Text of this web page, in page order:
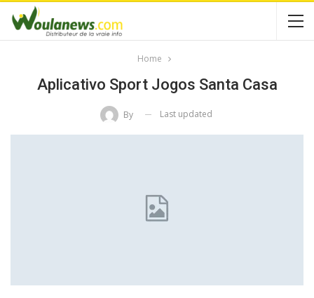
Home
Aplicativo Sport Jogos Santa Casa
By Last updated